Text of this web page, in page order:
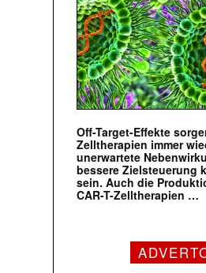
Off-Target-Effekte
Zelltherapien immer
unerwartete
bessere Zielsteuerung
sein. Auch die
CAR-T-Zelltherapien …